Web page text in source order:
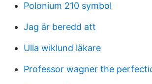
Polonium 210 symbol
Jag är beredd att
Ulla wiklund läkare
Professor wagner the